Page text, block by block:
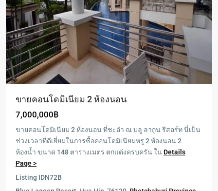
ขายคอนโดมิเนียม 2 ห้องนอน
7,000,000฿
ขายคอนโดมิเนียม 2 ห้องนอน ที่ชะอำ ณ บลู ลากูน รีสอร์ท นี่เป็น
ช่วงเวลาที่ดีเยี่ยมในการซื้อคอนโดมิเนียมหรู 2 ห้องนอน 2
ห้องน้ำ ขนาด 148 ตารางเมตร ตกแต่งครบครัน ใน Details
Page >
Listing IDN72B